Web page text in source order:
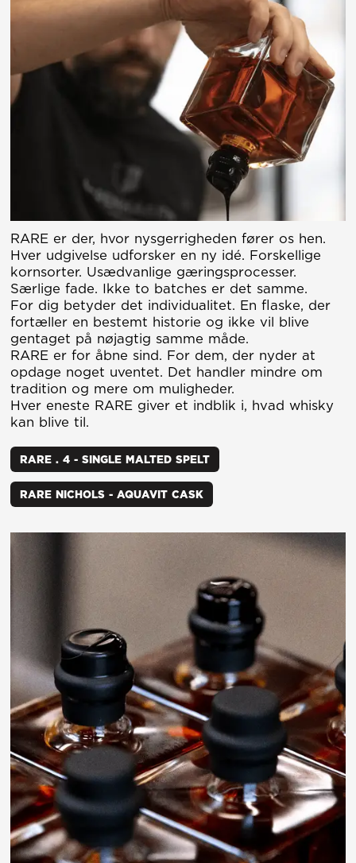
RARE er der, hvor nysgerrigheden fører os hen.
Hver udgivelse udforsker en ny idé. Forskellige
kornsorter. Usædvanlige gæringsprocesser.
Særlige fade. Ikke to batches er det samme.
For dig betyder det individualitet. En flaske, der
fortæller en bestemt historie og ikke vil blive
gentaget på nøjagtig samme måde.
RARE er for åbne sind. For dem, der nyder at
opdage noget uventet. Det handler mindre om
tradition og mere om muligheder.
Hver eneste RARE giver et indblik i, hvad whisky
kan blive til.
RARE . 4 - SINGLE MALTED SPELT
RARE NICHOLS - AQUAVIT CASK